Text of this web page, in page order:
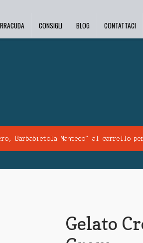
CONSIGLI BLOG CONTATTACI
Barbabietola Manteco" al carrello
Gelato